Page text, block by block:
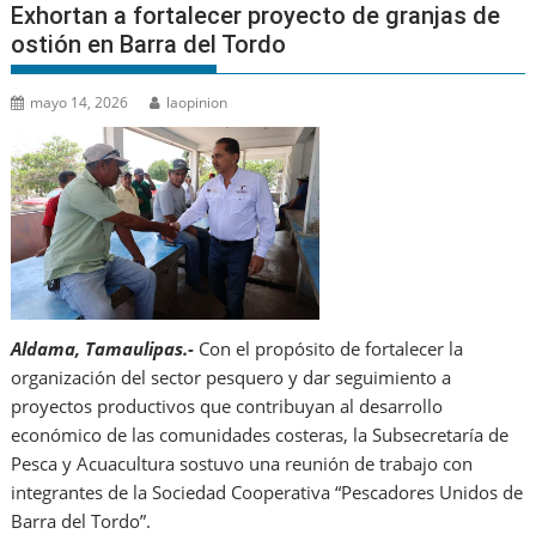
Exhortan a fortalecer proyecto de granjas de
ostión en Barra del Tordo
mayo 14, 2026 laopinion
Aldama, Tamaulipas.- Con el propósito de fortalecer la
organización del sector pesquero y dar seguimiento a
proyectos productivos que contribuyan al desarrollo
económico de las comunidades costeras, la Subsecretaría de
Pesca y Acuacultura sostuvo una reunión de trabajo con
integrantes de la Sociedad Cooperativa “Pescadores Unidos de
Barra del Tordo”.